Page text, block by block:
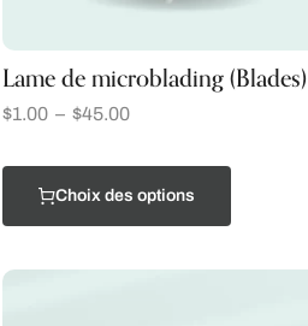
Lame de microblading (Blades)
$1.00 – $45.00
Choix des options